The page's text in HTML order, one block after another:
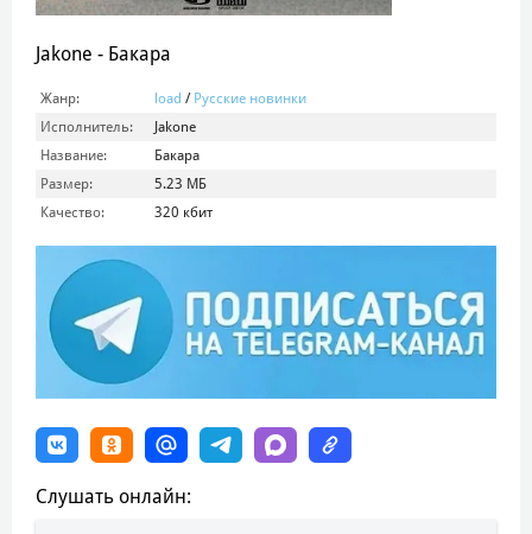
Jakone - Бакара
Жанр: load / Русские новинки
Исполнитель:
Jakone
Название:
Бакара
Размер:
5.23 МБ
Качество:
320 кбит
Слушать онлайн: